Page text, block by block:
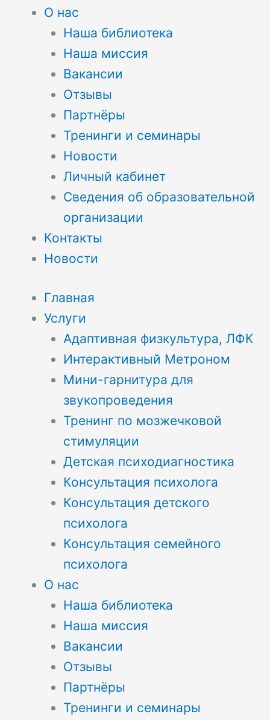
О нас
Наша библиотека
Наша миссия
Вакансии
Отзывы
Партнёры
Тренинги и семинары
Новости
Личный кабинет
Сведения об образовательной
организации
Контакты
Новости
Главная
Услуги
Адаптивная физкультура, ЛФК
Интерактивный Метроном
Мини-гарнитура для
звукопроведения
Тренинг по мозжечковой
стимуляции
Детская психодиагностика
Консультация психолога
Консультация детского
психолога
Консультация семейного
психолога
О нас
Наша библиотека
Наша миссия
Вакансии
Отзывы
Партнёры
Тренинги и семинары